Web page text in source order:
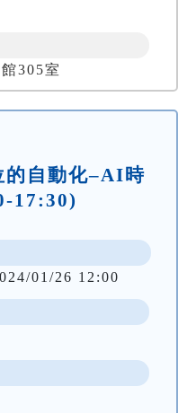
305室
的自動化–AI時
17:30)
01/26 12:00